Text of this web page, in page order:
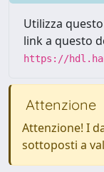
Utilizza
link a questo
https://
Attenzione
Attenzione! I
sottoposti a